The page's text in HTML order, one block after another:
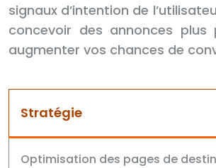
signaux d’intention de
concevoir des annonces plus
augmenter vos chances de
Stratégie
Optimisation des pages de